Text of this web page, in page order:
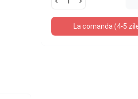
La comanda (4-5